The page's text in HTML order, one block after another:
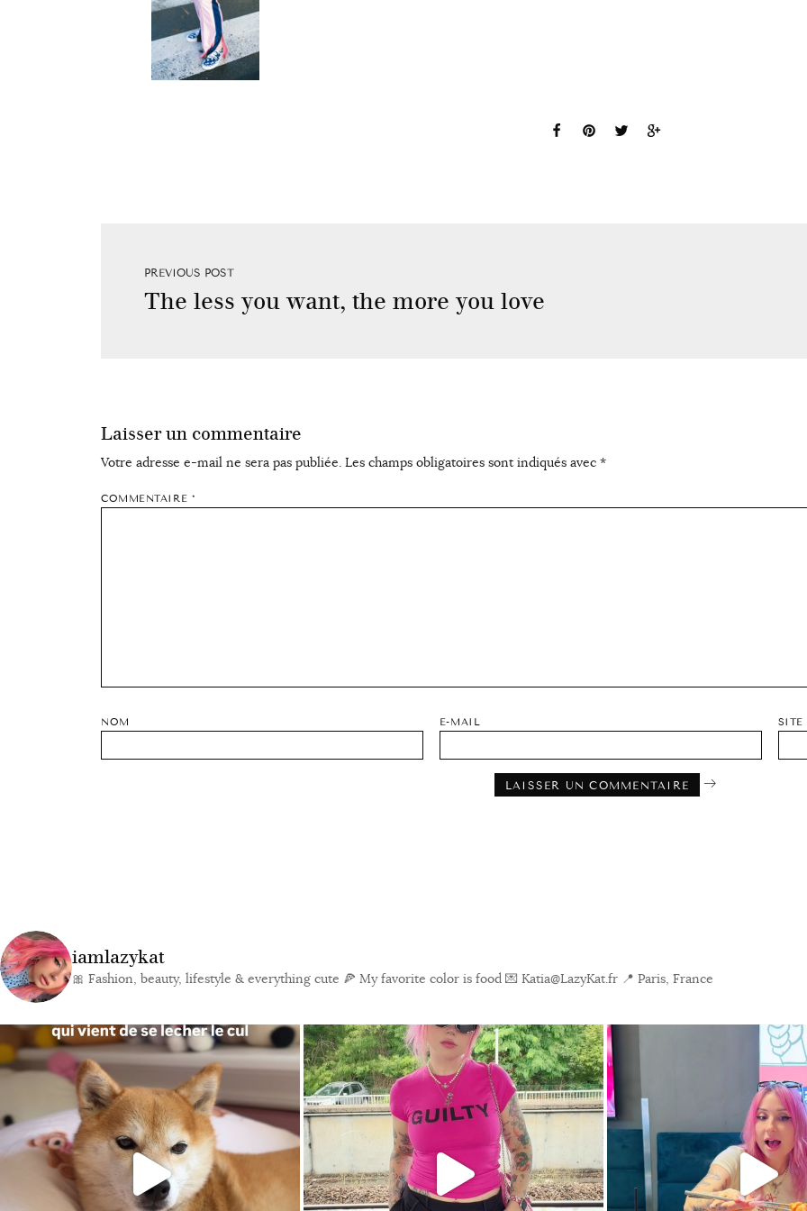
PREVIOUS POST
The less you want, the more you love
Laisser un commentaire
Votre adresse e-mail ne sera pas publiée. Les champs obligatoires sont indiqués avec *
COMMENTAIRE *
NOM E-MAIL SITE
iamlazykat
🎀 Fashion, beauty, lifestyle & everything cute 🍕 My favorite color is food 💌 Katia@LazyKat.fr 📍 Paris, France